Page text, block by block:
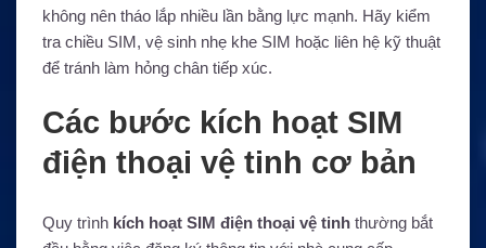
không nên tháo lắp nhiều lần bằng lực mạnh. Hãy kiểm
tra chiều SIM, vệ sinh nhẹ khe SIM hoặc liên hệ kỹ thuật
để tránh làm hỏng chân tiếp xúc.
Các bước kích hoạt SIM
điện thoại vệ tinh cơ bản
Quy trình kích hoạt SIM điện thoại vệ tinh thường bắt